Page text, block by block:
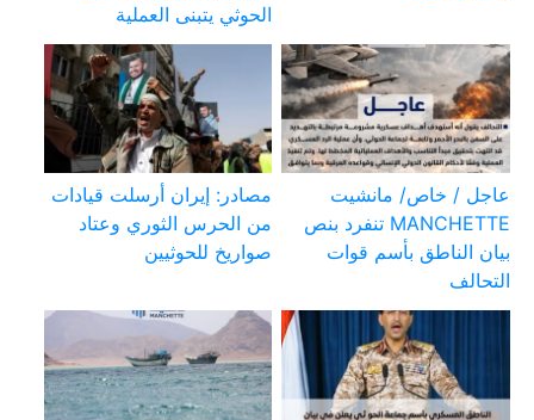
الحوثي يتبنى العملية
عاجل / خاص/ مانشيت
MANCHETTE تنفرد بنص
بيان الناطق بأسم قوات
التحالف
مصادر: إيران أرسلت قيادات
من الحرس الثوري وعتاد
صواريخ للحوثيين